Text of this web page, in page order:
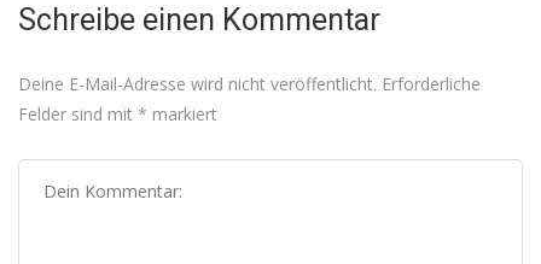
Schreibe einen Kommentar
Deine E-Mail-Adresse wird nicht veröffentlicht. Erforderliche
Felder sind mit * markiert